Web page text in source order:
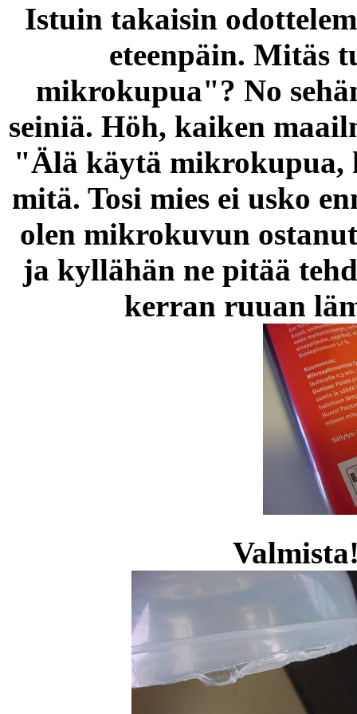
Istuin takaisin
eteenpäin. Mitäs
mikrokupua"? No
seiniä. Höh, kaiken
"Älä käytä mikrokupua,
mitä. Tosi mies ei usko
olen mikrokuvun
ja kyllähän ne pitää
kerran ruuan